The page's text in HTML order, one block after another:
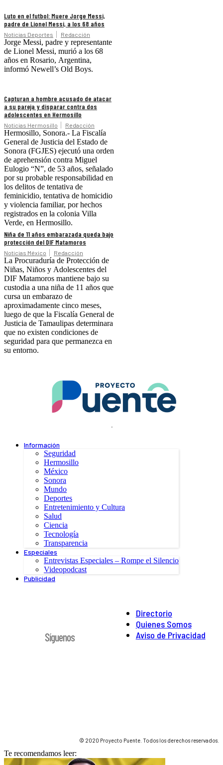
Luto en el futbol: Muere Jorge Messi,
padre de Lionel Messi, a los 68 años
Noticias Deportes Redacción
Jorge Messi, padre y representante
de Lionel Messi, murió a los 68
años en Rosario, Argentina,
informó Newell’s Old Boys.
Capturan a hombre acusado de atacar
a su pareja y disparar contra dos
adolescentes en Hermosillo
Noticias Hermosillo Redacción
Hermosillo, Sonora.- La Fiscalía
General de Justicia del Estado de
Sonora (FGJES) ejecutó una orden
de aprehensión contra Miguel
Eulogio “N”, de 53 años, señalado
por su probable responsabilidad en
los delitos de tentativa de
feminicidio, tentativa de homicidio
y violencia familiar, por hechos
registrados en la colonia Villa
Verde, en Hermosillo.
Niña de 11 años embarazada queda bajo
protección del DIF Matamoros
Noticias México Redacción
La Procuraduría de Protección de
Niñas, Niños y Adolescentes del
DIF Matamoros mantiene bajo su
custodia a una niña de 11 años que
cursa un embarazo de
aproximadamente cinco meses,
luego de que la Fiscalía General de
Justicia de Tamaulipas determinara
que no existen condiciones de
seguridad para que permanezca en
su entorno.
.
Información
Seguridad
Hermosillo
México
Sonora
Mundo
Deportes
Entretenimiento y Cultura
Salud
Ciencia
Tecnología
Transparencia
Especiales
Entrevistas Especiales – Rompe el Silencio
Videopodcast
Publicidad
Directorio
Quienes Somos
Aviso de Privacidad
Síguenos
© 2020 Proyecto Puente. Todos los derechos reservados.
Te recomendamos leer: